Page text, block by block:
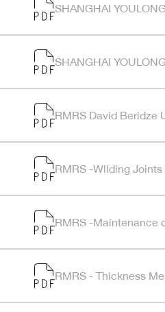
SHANGHAI
SHANGHAI
RMRS David Beridze
RMRS -Wllding Joints
RMRS -Maintenance
RMRS - Thickness